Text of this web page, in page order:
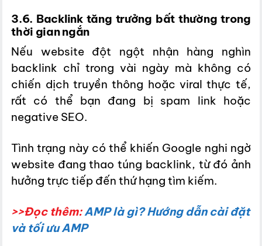
3.6. Backlink tăng trưởng bất thường trong
thời gian ngắn
Nếu website đột ngột nhận hàng nghìn
backlink chỉ trong vài ngày mà không có
chiến dịch truyền thông hoặc viral thực tế,
rất có thể bạn đang bị spam link hoặc
negative SEO.
Tình trạng này có thể khiến Google nghi ngờ
website đang thao túng backlink, từ đó ảnh
hưởng trực tiếp đến thứ hạng tìm kiếm.
>>Đọc thêm: AMP là gì? Hướng dẫn cài đặt
và tối ưu AMP